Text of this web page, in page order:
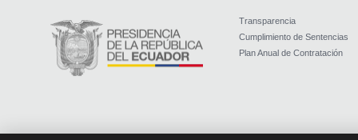
Transparencia
Cumplimiento de Sentencias
Plan Anual de Contratación